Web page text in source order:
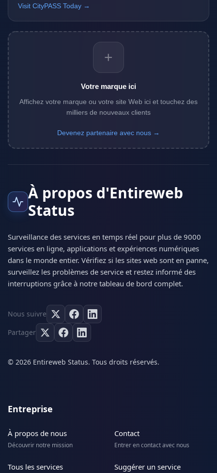
Visit CityPASS Today →
+
Votre marque ici
Affichez votre marque ou votre site Web ici et touchez des
milliers de nouveaux clients
Devenez partenaire avec nous →
À propos d'Entireweb
Status
Surveillance des services en temps réel pour plus de 9000
services en ligne, applications et expériences numériques
dans le monde entier. Vérifiez si les sites web sont en panne,
surveillez les problèmes de service et restez informé des
interruptions grâce à notre tableau de bord complet.
Nous suivre
Partager
© 2026 Entireweb Status. Tous droits réservés.
Entreprise
À propos de nous
Découvrir notre mission
Contact
Entrer en contact avec nous
Tous les services Suggérer un service